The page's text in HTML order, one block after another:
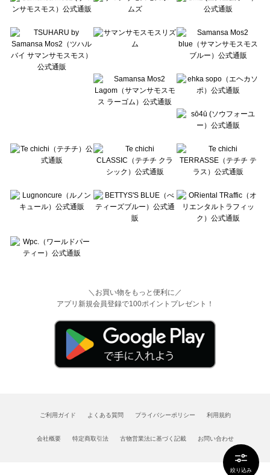
絞り込み
Te chichi CLASSIC（テチチ クラシック）のワンピース一覧
Lugnoncure（ルノンキュール）のワンピース一覧
BETTY'S BLUE（べティーズブルー）のワンピース一覧
Wpc.（ワールドパーティー）のワンピース一覧
＼お買い物をもっと便利に／
アプリ新規会員登録で100ポイントプレゼント！
ご利用ガイド よくある質問 プライバシーポリシー 利用規約
会社概要 特定商取引法 古物営業法に基づく記載 お問い合わせ